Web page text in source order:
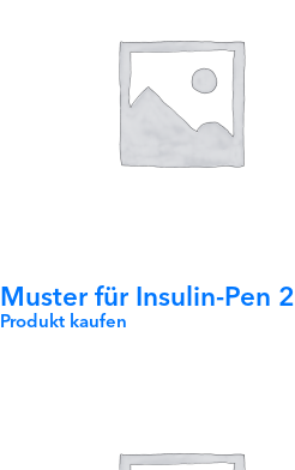
Muster für Insulin-Pen 2
Produkt kaufen